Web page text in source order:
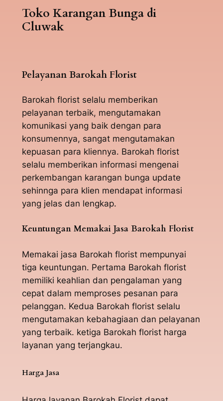
Toko Karangan Bunga di
Cluwak
Pelayanan Barokah Florist
Barokah florist selalu memberikan
pelayanan terbaik, mengutamakan
komunikasi yang baik dengan para
konsumennya, sangat mengutamakan
kepuasan para kliennya. Barokah florist
selalu memberikan informasi mengenai
perkembangan karangan bunga update
sehinnga para klien mendapat informasi
yang jelas dan lengkap.
Keuntungan Memakai Jasa Barokah Florist
Memakai jasa Barokah florist mempunyai
tiga keuntungan. Pertama Barokah florist
memiliki keahlian dan pengalaman yang
cepat dalam memproses pesanan para
pelanggan. Kedua Barokah florist selalu
mengutamakan kebahagiaan dan pelayanan
yang terbaik. ketiga Barokah florist harga
layanan yang terjangkau.
Harga Jasa